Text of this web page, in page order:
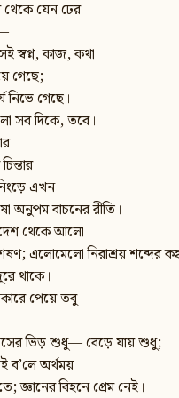
যেন ঢের
স্বপ্ন, কাজ, কথা
গেছে;
গেছে।
সব দিকে, তবে।
এখন
অনুপম বাচনের রীতি।
থেকে আলো
এলোমেলো নিরাশ্রয় শব্দের
থাকে।
পেয়ে তবু
ভিড় শুধু— বেড়ে যায় শুধু;
ব’লে অর্থময়
জ্ঞানের বিহনে প্রেম নেই।